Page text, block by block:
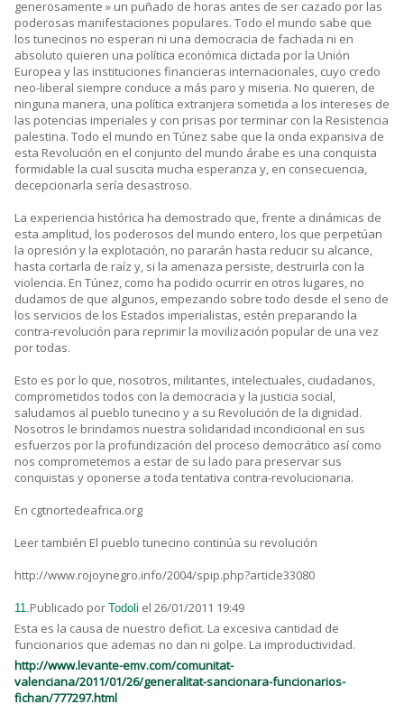
generosamente » un puñado de horas antes de ser cazado por las
poderosas manifestaciones populares. Todo el mundo sabe que
los tunecinos no esperan ni una democracia de fachada ni en
absoluto quieren una política económica dictada por la Unión
Europea y las instituciones financieras internacionales, cuyo credo
neo-liberal siempre conduce a más paro y miseria. No quieren, de
ninguna manera, una política extranjera sometida a los intereses de
las potencias imperiales y con prisas por terminar con la Resistencia
palestina. Todo el mundo en Túnez sabe que la onda expansiva de
esta Revolución en el conjunto del mundo árabe es una conquista
formidable la cual suscita mucha esperanza y, en consecuencia,
decepcionarla sería desastroso.
La experiencia histórica ha demostrado que, frente a dinámicas de
esta amplitud, los poderosos del mundo entero, los que perpetúan
la opresión y la explotación, no pararán hasta reducir su alcance,
hasta cortarla de raíz y, si la amenaza persiste, destruirla con la
violencia. En Túnez, como ha podido ocurrir en otros lugares, no
dudamos de que algunos, empezando sobre todo desde el seno de
los servicios de los Estados imperialistas, estén preparando la
contra-revolución para reprimir la movilización popular de una vez
por todas.
Esto es por lo que, nosotros, militantes, intelectuales, ciudadanos,
comprometidos todos con la democracia y la justicia social,
saludamos al pueblo tunecino y a su Revolución de la dignidad.
Nosotros le brindamos nuestra solidaridad incondicional en sus
esfuerzos por la profundización del proceso democrático así como
nos comprometemos a estar de su lado para preservar sus
conquistas y oponerse a toda tentativa contra-revolucionaria.
En cgtnortedeafrica.org
Leer también El pueblo tunecino continúa su revolución
http://www.rojoynegro.info/2004/spip.php?article33080
11.Publicado por Todoli el 26/01/2011 19:49
Esta es la causa de nuestro deficit. La excesiva cantidad de
funcionarios que ademas no dan ni golpe. La improductividad.
http://www.levante-emv.com/comunitat-
valenciana/2011/01/26/generalitat-sancionara-funcionarios-
fichan/777297.html